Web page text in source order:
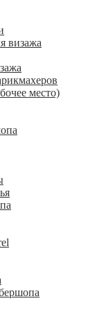
визажа
место)